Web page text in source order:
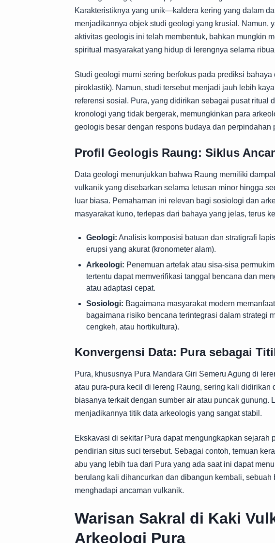
Karakteristiknya yang unik—kaldera kering yang dalam
menjadikannya objek studi geologi yang krusial. Namun,
aktivitas geologis ini telah membentuk, bahkan mungkin
spiritual masyarakat yang hidup di lerengnya selama
Studi geologi murni sering berfokus pada prediksi
piroklastik). Namun, studi tersebut menjadi jauh lebih
referensi sosial. Pura, yang didirikan sebagai pusat ritual
kronologi yang tidak bergerak, memungkinkan para
geologis besar dengan respons budaya dan perpindahan
Profil Geologis Raung: Siklus
Data geologi menunjukkan bahwa Raung memiliki
vulkanik yang disebarkan selama letusan minor hingga
luar biasa. Pemahaman ini relevan bagi sosiologi dan
masyarakat kuno, terlepas dari bahaya yang jelas, terus
Geologi: Analisis komposisi batuan dan stratigrafi
erupsi yang akurat (kronometer alam).
Arkeologi: Penemuan artefak atau sisa-sisa
tertentu dapat memverifikasi tanggal bencana dan
atau adaptasi cepat.
Sosiologi: Bagaimana masyarakat modern
bagaimana risiko bencana terintegrasi dalam strategi
cengkeh, atau hortikultura).
Konvergensi Data: Pura sebagai
Pura, khususnya Pura Mandara Giri Semeru Agung di
atau pura-pura kecil di lereng Raung, sering kali didirikan
biasanya terkait dengan sumber air atau puncak gunung.
menjadikannya titik data arkeologis yang sangat stabil.
Ekskavasi di sekitar Pura dapat mengungkapkan sejarah
pendirian situs suci tersebut. Sebagai contoh, temuan
abu yang lebih tua dari Pura yang ada saat ini dapat
berulang kali dihancurkan dan dibangun kembali, sebuah
menghadapi ancaman vulkanik.
Warisan Sakral di Kaki
Arkeologi Pura